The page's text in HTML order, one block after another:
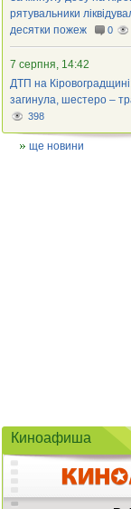
рятувальники
десятки пожеж
0
7 серпня, 14:42
ДТП на
загинула, шестеро –
398
ще новини
Киноафиша